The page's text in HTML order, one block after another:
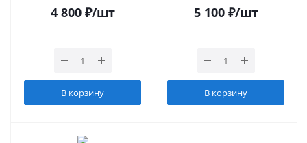
4 800₽/шт
В корзину
5 100₽/шт
В корзину